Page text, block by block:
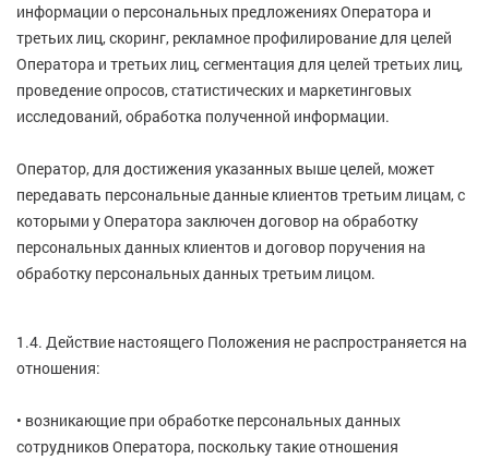
информации о персональных предложениях Оператора и
третьих лиц, скоринг, рекламное профилирование для целей
Оператора и третьих лиц, сегментация для целей третьих лиц,
проведение опросов, статистических и маркетинговых
исследований, обработка полученной информации.
Оператор, для достижения указанных выше целей, может
передавать персональные данные клиентов третьим лицам, с
которыми у Оператора заключен договор на обработку
персональных данных клиентов и договор поручения на
обработку персональных данных третьим лицом.
1.4. Действие настоящего Положения не распространяется на
отношения:
• возникающие при обработке персональных данных
сотрудников Оператора, поскольку такие отношения